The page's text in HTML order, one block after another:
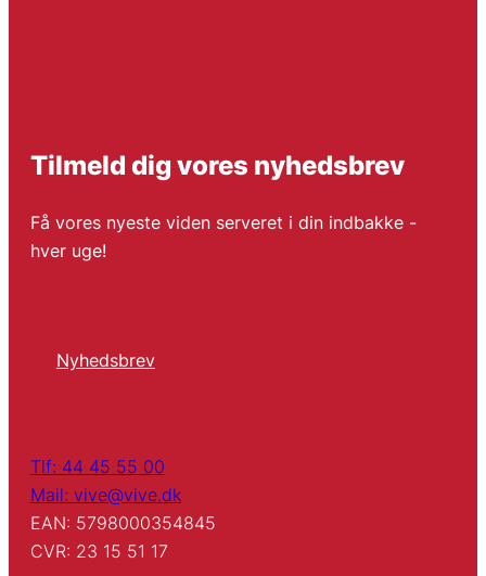
Tilmeld dig vores nyhedsbrev
Få vores nyeste viden serveret i din indbakke -
hver uge!
Nyhedsbrev
Tlf: 44 45 55 00
Mail: vive@vive.dk
EAN: 5798000354845
CVR: 23 15 51 17